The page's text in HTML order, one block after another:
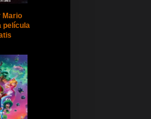
Mario
película